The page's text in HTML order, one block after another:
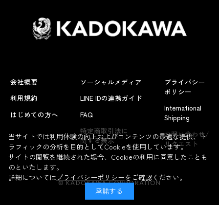
よくあるお問い合わせ
会社概要
利用規約
はじめての方へ
ソーシャルメディア
LINE IDの連携ガイド
FAQ
特定商取引法に
関する表示
プライバシー
ポリシー
International
Shipping
お問い合わせ/
リクエスト
© KADOKAWA CORPORATION
当サイトでは利用体験の向上およびコンテンツの最適な提供、ト
ラフィックの分析を目的としてCookieを使用しています。
サイトの閲覧を継続された場合、Cookieの利用に同意したことも
のといたします。
詳細についてはプライバシーポリシーをご確認ください。
承諾する